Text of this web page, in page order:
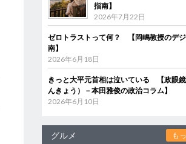
指南】
2026年7月22日
ゼロトラストって何？ 【岡嶋教授のデ
南】
2026年6月18日
きっと大平元首相は泣いている 【政眼
んきょう）－本田雅俊の政治コラム】
2026年6月10日
グルメ も